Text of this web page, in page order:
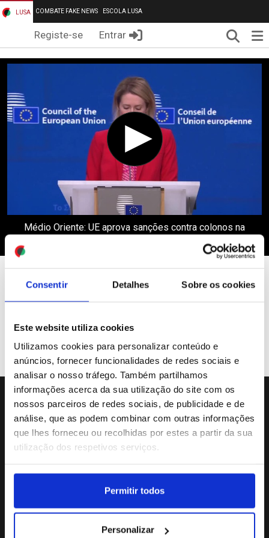
Consentir Detalhes Sobre os cookies
Este website utiliza cookies
Utilizamos cookies para personalizar conteúdo e
anúncios, fornecer funcionalidades de redes sociais e
analisar o nosso tráfego. Também partilhamos
informações acerca da sua utilização do site com os
nossos parceiros de redes sociais, de publicidade e de
análise, que as podem combinar com outras informações
que lhes forneceu ou recolhidas por estes a partir da sua
utilização dos respetivos serviços.
Permitir todos
Personalizar
LUSA COMBATE FAKE NEWS ESCOLA LUSA
Registe-se Entrar
Médio Oriente: UE aprova sanções contra colonos na
Galeria de Vídeos
Sede da Agência
Rua Dr.João Couto Lote C
(+351) 217116500
Social